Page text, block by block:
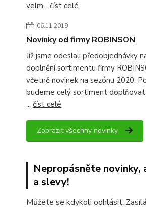
velm... číst celé
06.11.2019
Novinky od firmy ROBINSON
Již jsme odeslali předobjednávky
doplnění sortimentu firmy
včetně novinek na sezónu 2020.
budeme celý sortiment doplňovat
... číst celé
Zobrazit všechny novinky
Nepropásněte novinky,
a slevy!
Můžete se kdykoli odhlásit.